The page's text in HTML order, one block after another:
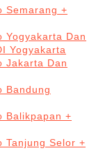
Semarang +
Yogyakarta Dan
Yogyakarta
Jakarta Dan
Bandung
Balikpapan +
Tanjung Selor +